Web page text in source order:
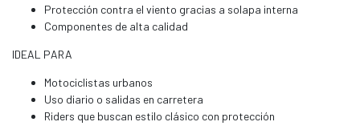
Protección contra el viento gracias a solapa interna
Componentes de alta calidad
IDEAL PARA
Motociclistas urbanos
Uso diario o salidas en carretera
Riders que buscan estilo clásico con protección